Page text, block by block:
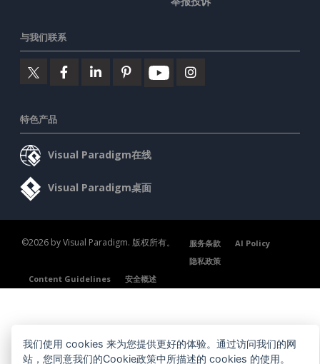
与我们联系
特色产品
Visual Paradigm在线
Visual Paradigm桌面
©2026 by Visual Paradigm. 版权所有。 服务条款
AI Policy
隐私政策
Content Guidelines
安全概述
我们使用 cookies 来为您提供更好的体验。通过访问我们的网
站，您同意我们的Cookie政策中所描述的 cookies 的使用。